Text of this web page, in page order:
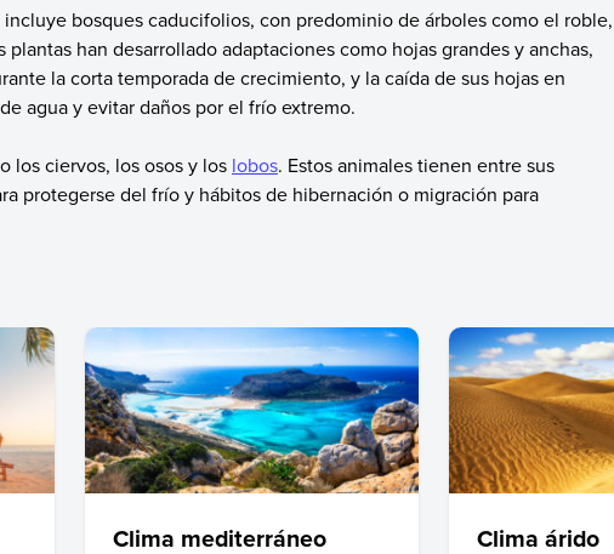
bosques caducifolios, con predominio de árboles como el roble,
plantas han desarrollado adaptaciones como hojas grandes y anchas,
la corta temporada de crecimiento, y la caída de sus hojas en
agua y evitar daños por el frío extremo.
los ciervos, los osos y los lobos. Estos animales tienen entre sus
protegerse del frío y hábitos de hibernación o migración para
Clima mediterráneo Clima árido